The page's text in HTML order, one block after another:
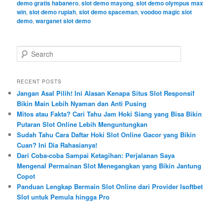
demo gratis habanero,slot demo mayong,slot demo olympus max
win,slot demo rupiah,slot demo spaceman,voodoo magic slot
demo,warganet slot demo
e
r
h
RECENT POSTS
Jangan Asal Pilih! Ini Alasan Kenapa Situs Slot Responsif
Bikin Main Lebih Nyaman dan Anti Pusing
Mitos atau Fakta? Cari Tahu Jam Hoki Siang yang Bisa Bikin
Putaran Slot Online Lebih Menguntungkan
Sudah Tahu Cara Daftar Hoki Slot Online Gacor yang Bikin
Cuan? Ini Dia Rahasianya!
Dari Coba-coba Sampai Ketagihan: Perjalanan Saya
Mengenal Permainan Slot Menegangkan yang Bikin Jantung
Copot
Panduan Lengkap Bermain Slot Online dari Provider Isoftbet
Slot untuk Pemula hingga Pro